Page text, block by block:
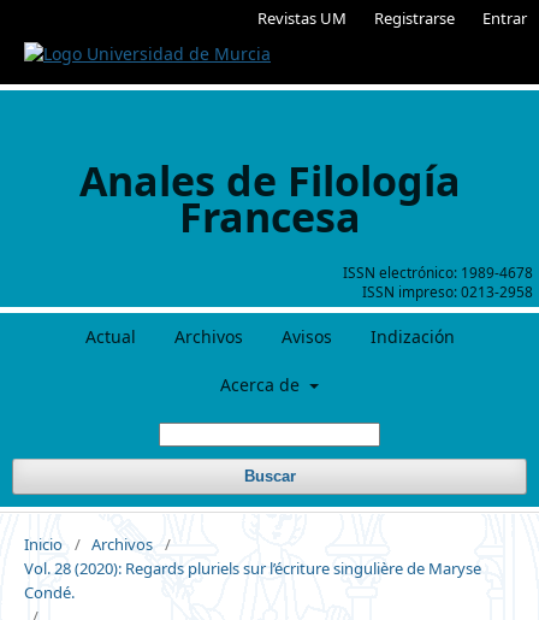
Revistas UM Registrarse Entrar
ISSN electrónico: 1989-4678
ISSN impreso:0213-2958
Anales de Filología
Francesa
Actual Archivos Avisos Indización
Acerca de
Buscar
Inicio / Archivos /
Vol. 28 (2020): Regards pluriels sur l’écriture singulière de Maryse
Condé.